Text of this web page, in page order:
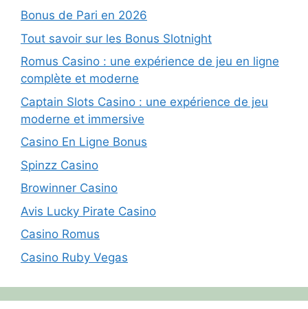
Bonus de Pari en 2026
Tout savoir sur les Bonus Slotnight
Romus Casino : une expérience de jeu en ligne
complète et moderne
Captain Slots Casino : une expérience de jeu
moderne et immersive
Casino En Ligne Bonus
Spinzz Casino
Browinner Casino
Avis Lucky Pirate Casino
Casino Romus
Casino Ruby Vegas